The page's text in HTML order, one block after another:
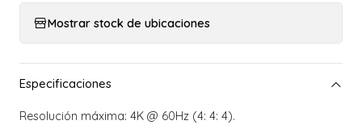
Mostrar stock de ubicaciones
Resolución máxima: 4K @ 60Hz (4: 4: 4).